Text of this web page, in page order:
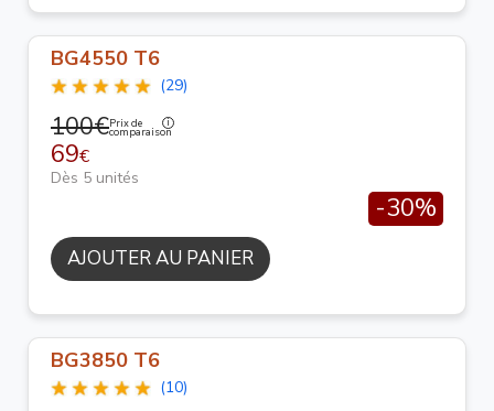
BG4550 T6
(29)
100€Prix de
comparaison
69€
Dès 5 unités
-30%
AJOUTER AU PANIER
BG3850 T6
(10)